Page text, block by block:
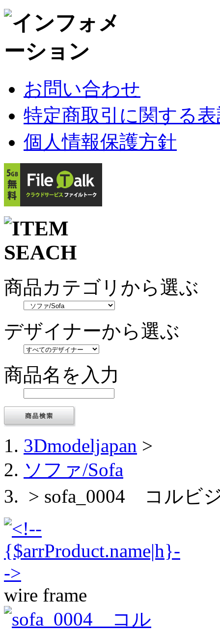
お問い合わせ
特定商取引に関する
個人情報保護方針
商品カテゴリから選ぶ
デザイナーから選ぶ
商品名を入力
3Dmodeljapan >
ソファ/Sofa
> sofa_0004 コルビ
wire frame